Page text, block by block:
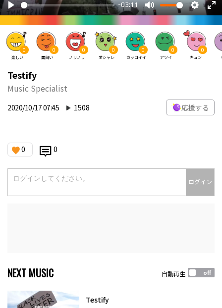
0
楽しい
0
面白い
0
ノリノリ
0
オシャレ
0
カッコイイ
0
アツイ
0
キュン
Testify
Music Specialist
2020/10/17 07:45 1508 応援する
0 0
ログイン
NEXT MUSIC 自動再生
Testify